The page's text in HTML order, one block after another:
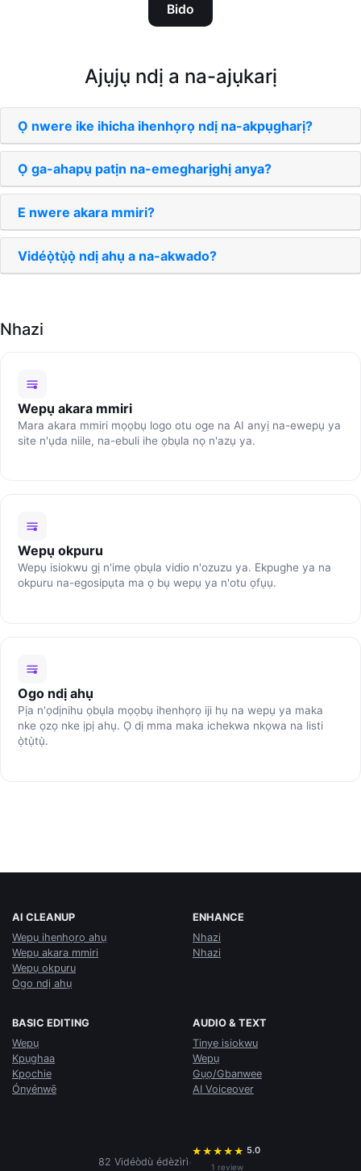
Bido
Ajụjụ ndị a na-ajụkarị
Ọ nwere ike ihicha ihenhọrọ ndị na-akpụgharị?
Ọ ga-ahapụ patịn na-emegharịghị anya?
E nwere akara mmiri?
Vidéọ̀tụ̀ọ̀ ndị ahụ a na-akwado?
Nhazi
Wepụ akara mmiri
Mara akara mmiri mọọbụ logo otu oge na AI anyị na-ewepụ ya
site n'ụda niile, na-ebuli ihe ọbụla nọ n'azụ ya.
Wepụ okpuru
Wepụ isiokwu gị n'ime ọbụla vidio n'ozuzu ya. Ekpughe ya na
okpuru na-egosipụta ma ọ bụ wepụ ya n'otu ọfụụ.
Ogo ndị ahụ
Pịa n'ọdịnihu ọbụla mọọbụ ihenhọrọ iji hụ na wepụ ya maka
nke ọzọ nke ịpị ahụ. Ọ dị mma maka ichekwa nkọwa na listi
ọ̀tụ̀tụ̀.
AI CLEANUP
Wepụ ihenhọrọ ahụ
Wepụ akara mmiri
Wepụ okpuru
Ogo ndị ahụ
ENHANCE
Nhazi
Nhazi
BASIC EDITING
Wepụ
Kpụghaa
Kpọchie
Ónyénwē
AUDIO & TEXT
Tinye isiokwu
Wepụ
Gụọ/Gbanwee
AI Voiceover
82 Vidéòdù édèzìrì·
★ ★ ★ ★ ★ 5.0
1 review